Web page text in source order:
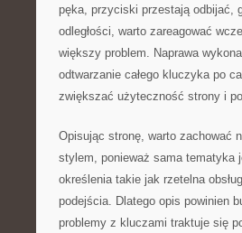
pęka, przyciski przestają odbijać,
odległości, warto zareagować
większy problem. Naprawa
odtwarzanie całego kluczyka po
zwiększać użyteczność strony i
Opisując stronę, warto zachować
stylem, ponieważ sama tematyka
określenia takie jak rzetelna
podejścia. Dlatego opis powinien
problemy z kluczami traktuje się